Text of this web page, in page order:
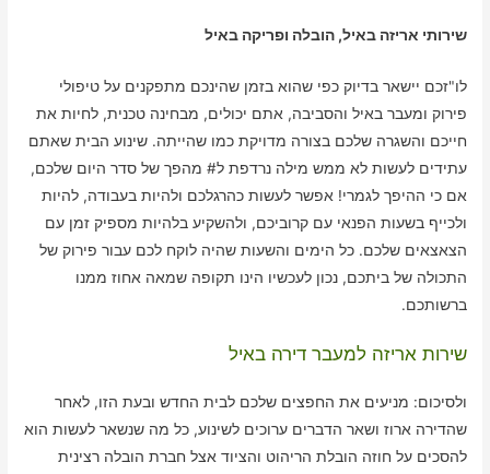
שירותי אריזה באיל, הובלה ופריקה באיל
לו"זכם יישאר בדיוק כפי שהוא בזמן שהינכם מתפקנים על טיפולי
פירוק ומעבר באיל והסביבה, אתם יכולים, מבחינה טכנית, לחיות את
חייכם והשגרה שלכם בצורה מדויקת כמו שהייתה. שינוע הבית שאתם
עתידים לעשות לא ממש מילה נרדפת ל# מהפך של סדר היום שלכם,
אם כי ההיפך לגמרי! אפשר לעשות כהרגלכם ולהיות בעבודה, להיות
ולכייף בשעות הפנאי עם קרוביכם, ולהשקיע בלהיות מספיק זמן עם
הצאצאים שלכם. כל הימים והשעות שהיה לוקח לכם עבור פירוק של
התכולה של ביתכם, נכון לעכשיו הינו תקופה שמאה אחוז ממנו
ברשותכם.
שירות אריזה למעבר דירה באיל
ולסיכום: מניעים את החפצים שלכם לבית החדש ובעת הזו, לאחר
שהדירה ארוז ושאר הדברים ערוכים לשינוע, כל מה שנשאר לעשות הוא
להסכים על חוזה הובלת הריהוט והציוד אצל חברת הובלה רצינית